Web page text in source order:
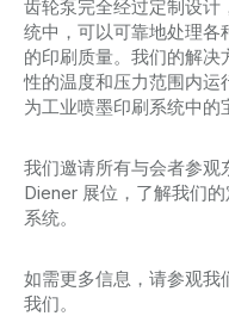
齿轮泵完全经过定制设计
统中，可以可靠地处理各
的印刷质量。我们的解
性的温度和压力范围内运
为工业喷墨印刷系统中的
我们邀请所有与会者参观
Diener 展位，了解我们
系统。
如需更多信息，请参观我
我们。